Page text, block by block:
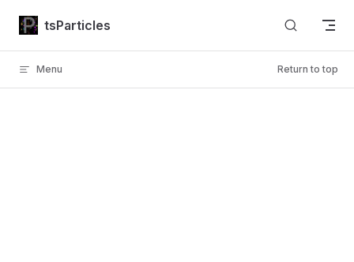
Skip to content
tsParticles
Menu Return to top